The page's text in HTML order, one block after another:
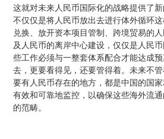
这就对未来人民币国际化的战略提供了
不仅仅是将人民币放出去进行体外循环
兑换、放开资本项目管制、跨境贸易的
及人民币的离岸中心建设，仅仅是人民
些工作必须与一整套体系配合才能达成
去，更要看得见，还要管得着。未来不
要有人民币存在的地方，都是中国的国
有效和可靠地监控，以确保这些海外流
的范畴。